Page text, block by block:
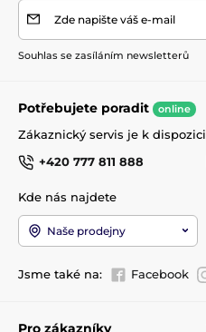
Zde napište váš e-mail
Souhlas se zasíláním newsletterů
Potřebujete poradit online
Zákaznický servis je k dispozici
+420 777 811 888
Kde nás najdete
Naše prodejny
Jsme také na: Facebook
Pro zákazníky